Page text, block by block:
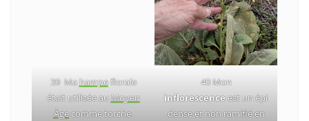
39 Mahampeflorale
était utilisée auMoyen
Âgecomme torche.
40 Mon
inflorescenceest un épi
dense et non ramifié en